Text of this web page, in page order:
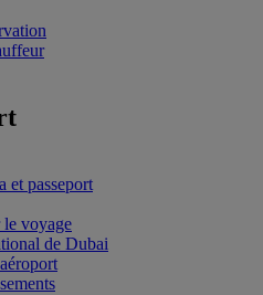
et passeport
voyage
de Dubai